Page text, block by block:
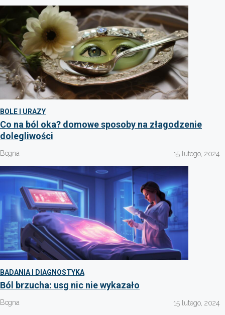
BOLE I URAZY
Co na ból oka? domowe sposoby na złagodzenie
dolegliwości
Bogna 15 lutego, 2024
BADANIA I DIAGNOSTYKA
Ból brzucha: usg nic nie wykazało
Bogna 15 lutego, 2024